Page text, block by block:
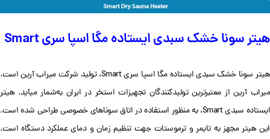
هیتر سونا خشک سبدی ایستاده مگا اسپا سری Smart
هیتر سونا خشک سبدی ایستاده مگا اسپا سری Smart، تولید شرکت میراب آرین است.
میراب آرین از معتبرترین تولیدکنندگان تجهیزات استخر در ایران به‌شمار می‎آید. هیتر
ایستاده سبدی Smart، به منظور استفاده در اتاق سوناهای خصوصی طراحی شده است.
این هیتر مجهز به تایمر و ترموستات جهت تنظیم زمان و دمای عملکرد دستگاه است.